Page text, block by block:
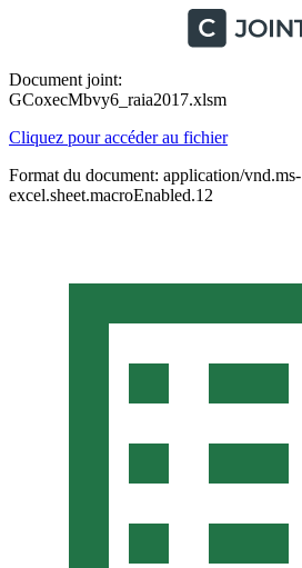
Document joint:
GCoxecMbvy6_raia2017.xlsm
Cliquez pour accéder au fichier
Format du document: application/vnd.ms-
excel.sheet.macroEnabled.12